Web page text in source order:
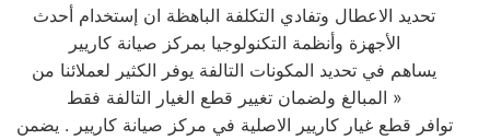
تحديد الاعطال وتفادي التكلفة الباهظة ان إستخدام أحدث
الأجهزة وأنظمة التكنولوجيا بمركز صيانة كاريير
يساهم في تحديد المكونات التالفة يوفر الكثير لعملائنا من
المبالغ ولضمان تغيير قطع الغيار التالفة فقط »
توافر قطع غيار كاريير الاصلية في مركز صيانة كاريير . يضمن